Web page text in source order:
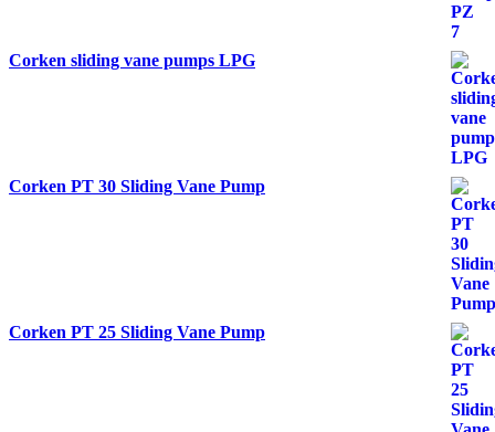
Corken sliding vane pumps LPG
Corken PT 30 Sliding Vane Pump
Corken PT 25 Sliding Vane Pump